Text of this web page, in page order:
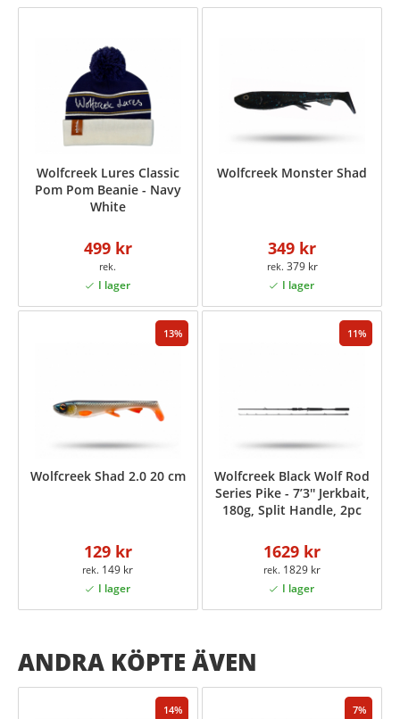
Wolfcreek Lures Classic
Pom Pom Beanie - Navy
White
499 kr
Wolfcreek Monster Shad
349 kr
379 kr
13
Wolfcreek Shad 2.0 20 cm
129 kr
149 kr
11
Wolfcreek Black Wolf Rod
Series Pike - 7’3'' Jerkbait,
180g, Split Handle, 2pc
1629 kr
1829 kr
ANDRA KÖPTE ÄVEN
14 7